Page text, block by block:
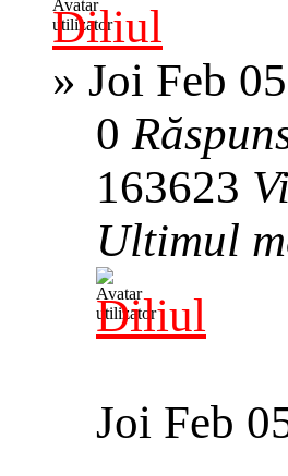
Diliul
» Joi Feb
0
163623
Ultimul
Diliul
Joi Feb